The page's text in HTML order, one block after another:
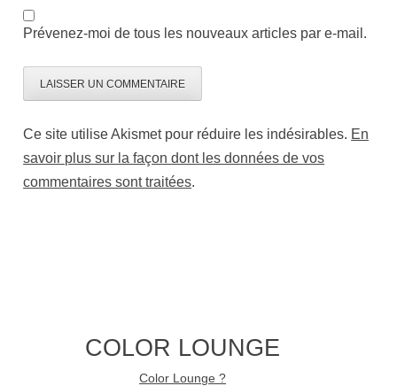
Prévenez-moi de tous les nouveaux articles par e-mail.
Ce site utilise Akismet pour réduire les indésirables. En
savoir plus sur la façon dont les données de vos
commentaires sont traitées.
COLOR LOUNGE
Color Lounge ?